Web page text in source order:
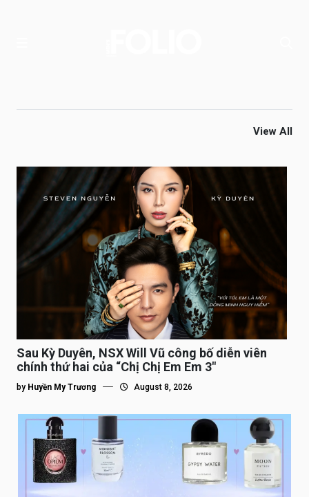
View All
Sau Kỳ Duyên, NSX Will Vũ công bố diễn viên
chính thứ hai của “Chị Chị Em Em 3″
by Huyền My Trương August 8, 2026